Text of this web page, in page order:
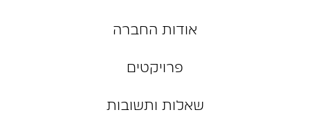
אודות החברה
פרויקטים
שאלות ותשובות